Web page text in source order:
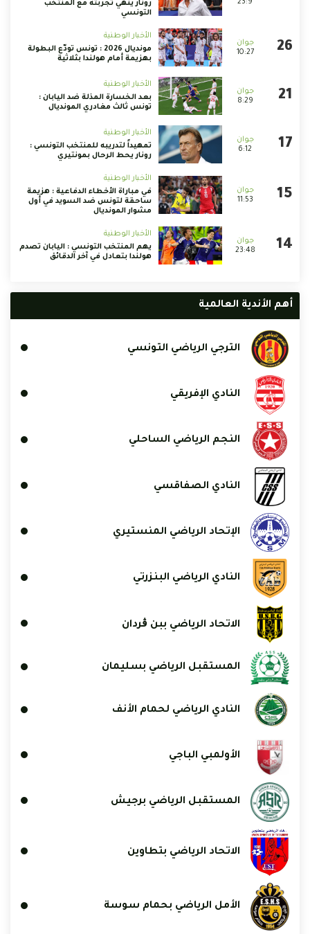
23:9
رونار ينهي تجربته مع المنتخب
التونسي
10:27
الأخبار الوطنية
مونديال 2026 : تونس تودّع البطولة
بهزيمة أمام هولندا بثلاثية
8:29
الأخبار الوطنية
بعد الخسارة المذلة ضد اليابان :
تونس ثالث مغادري المونديال
6:12
الأخبار الوطنية
تمهيداً لتدريبه للمنتخب التونسي :
رونار يحط الرحال بمونتيري
11:53
الأخبار الوطنية
في مباراة الأخطاء الدفاعية : هزيمة
ساحقة لتونس ضد السويد في أول
مشوار المونديال
23:48
الأخبار الوطنية
يهم المنتخب التونسي : اليابان تصدم
هولندا بتعادل في آخر الدقائق
أهم الأندية العالمية
الترجي الرياضي التونسي
النادي الإفريقي
النجم الرياضي الساحلي
النادي الصفاقسي
الإتحاد الرياضي المنستيري
النادي الرياضي البنزرتي
الاتحاد الرياضي ببن ڨردان
المستقبل الرياضي بسليمان
النادي الرياضي لحمام الأنف
الأولمبي الباجي
المستقبل الرياضي برجيش
الاتحاد الرياضي بتطاوين
الأمل الرياضي بحمام سوسة